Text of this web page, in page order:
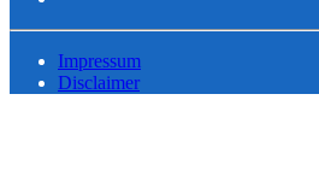
Impressum
Disclaimer